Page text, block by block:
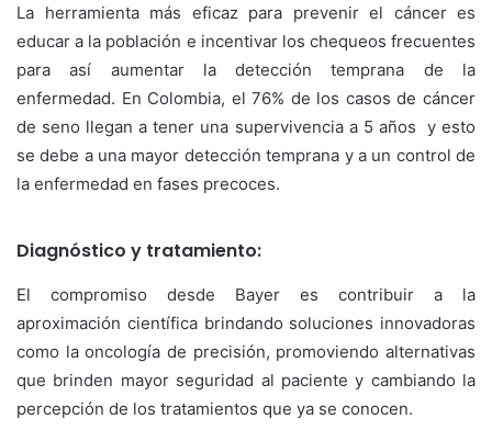
La herramienta más eficaz para prevenir el cáncer es
educar a la población e incentivar los chequeos frecuentes
para así aumentar la detección temprana de la
enfermedad. En Colombia, el 76% de los casos de cáncer
de seno llegan a tener una supervivencia a 5 años y esto
se debe a una mayor detección temprana y a un control de
la enfermedad en fases precoces.
Diagnóstico y tratamiento:
El compromiso desde Bayer es contribuir a la
aproximación científica brindando soluciones innovadoras
como la oncología de precisión, promoviendo alternativas
que brinden mayor seguridad al paciente y cambiando la
percepción de los tratamientos que ya se conocen.